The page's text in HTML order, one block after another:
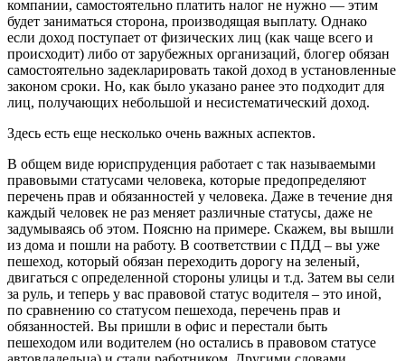
компании, самостоятельно платить налог не нужно — этим
будет заниматься сторона, производящая выплату. Однако
если доход поступает от физических лиц (как чаще всего и
происходит) либо от зарубежных организаций, блогер обязан
самостоятельно задекларировать такой доход в установленные
законом сроки. Но, как было указано ранее это подходит для
лиц, получающих небольшой и несистематический доход.
Здесь есть еще несколько очень важных аспектов.
В общем виде юриспруденция работает с так называемыми
правовыми статусами человека, которые предопределяют
перечень прав и обязанностей у человека. Даже в течение дня
каждый человек не раз меняет различные статусы, даже не
задумываясь об этом. Поясню на примере. Скажем, вы вышли
из дома и пошли на работу. В соответствии с ПДД – вы уже
пешеход, который обязан переходить дорогу на зеленый,
двигаться с определенной стороны улицы и т.д. Затем вы сели
за руль, и теперь у вас правовой статус водителя – это иной,
по сравнению со статусом пешехода, перечень прав и
обязанностей. Вы пришли в офис и перестали быть
пешеходом или водителем (но остались в правовом статусе